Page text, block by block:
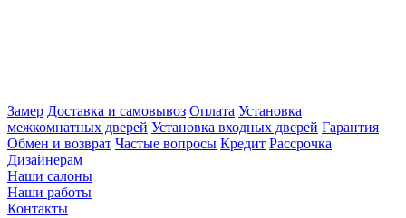
Замер Доставка и самовывоз Оплата Установка
межкомнатных дверей Установка входных дверей Гарантия
Обмен и возврат Частые вопросы Кредит Рассрочка
Дизайнерам
Наши салоны
Наши работы
Контакты